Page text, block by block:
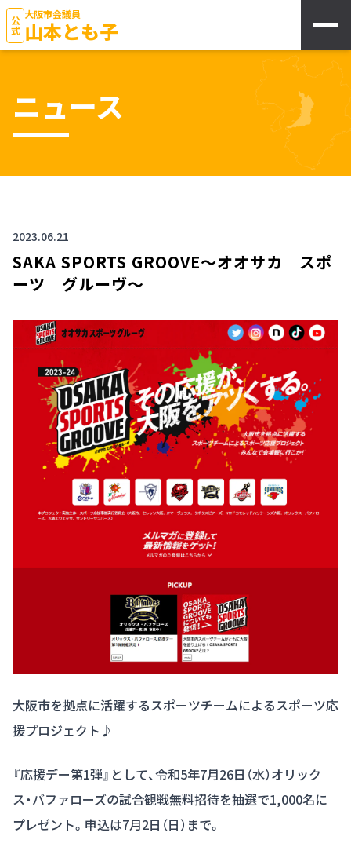
公式
大阪市会議員
山本とも子
ニュース
2023.06.21
SAKA SPORTS GROOVE～オオサカ スポ
ーツ グルーヴ～
大阪市を拠点に活躍するスポーツチームによるスポーツ応
援プロジェクト♪
『応援デー第1弾』として、令和5年7月26日（水）オリック
ス・バファローズの試合観戦無料招待を抽選で1,000名に
プレゼント。申込は7月2日（日）まで。